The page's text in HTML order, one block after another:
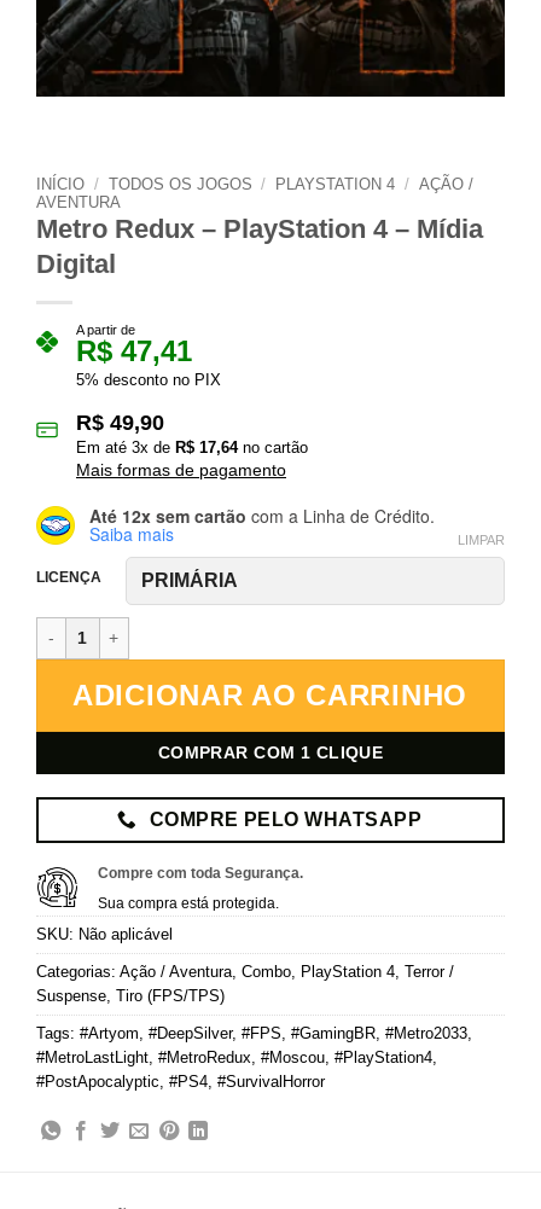
INÍCIO / TODOS OS JOGOS / PLAYSTATION 4 / AÇÃO /
AVENTURA
Metro Redux – PlayStation 4 – Mídia
Digital
A partir de
R$ 47,41
5% desconto no PIX
R$ 49,90
Em até 3x de R$ 17,64no cartão
Mais formas de pagamento
Até 12x sem cartão com a Linha de Crédito.
Saiba mais
LICENÇA
LIMPAR
ADICIONAR AO CARRINHO
COMPRAR COM 1 CLIQUE
COMPRE PELO WHATSAPP
Compre com toda Segurança.
Sua compra está protegida.
SKU: Não aplicável
Categorias: Ação / Aventura Combo PlayStation 4 Terror /
Suspense Tiro (FPS/TPS)
Tags: #Artyom #DeepSilver, #FPS #GamingBR #Metro2033
#MetroLastLight #MetroRedux #Moscou #PlayStation4
#PostApocalyptic #PS4 #SurvivalHorror